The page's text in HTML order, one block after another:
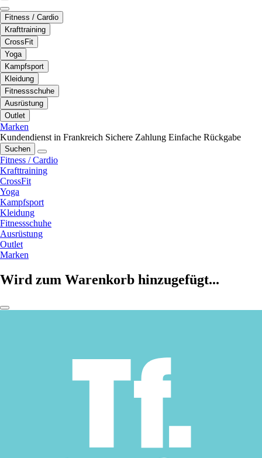
Fitness / Cardio
Krafttraining
CrossFit
Yoga
Kampfsport
Kleidung
Fitnessschuhe
Ausrüstung
Outlet
Marken
Kundendienst in Frankreich Sichere Zahlung Einfache Rückgabe
Suchen
Fitness / Cardio
Krafttraining
CrossFit
Yoga
Kampfsport
Kleidung
Fitnessschuhe
Ausrüstung
Outlet
Marken
Wird zum Warenkorb hinzugefügt...